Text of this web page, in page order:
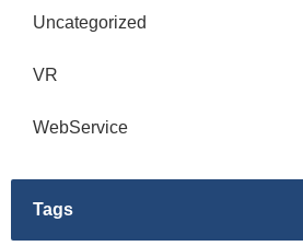
Uncategorized
VR
WebService
Tags